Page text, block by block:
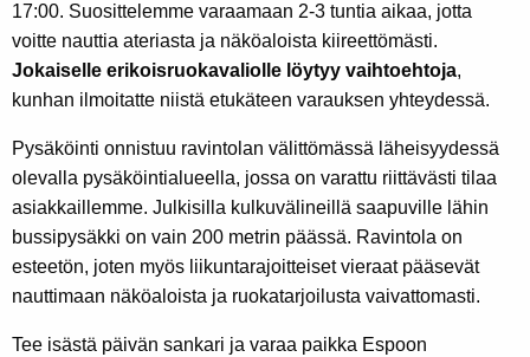
17:00. Suosittelemme varaamaan 2-3 tuntia aikaa, jotta
voitte nauttia ateriasta ja näköaloista kiireettömästi.
Jokaiselle erikoisruokavaliolle löytyy vaihtoehtoja,
kunhan ilmoitatte niistä etukäteen varauksen yhteydessä.
Pysäköinti onnistuu ravintolan välittömässä läheisyydessä
olevalla pysäköintialueella, jossa on varattu riittävästi tilaa
asiakkaillemme. Julkisilla kulkuvälineillä saapuville lähin
bussipysäkki on vain 200 metrin päässä. Ravintola on
esteetön, joten myös liikuntarajoitteiset vieraat pääsevät
nauttimaan näköaloista ja ruokatarjoilusta vaivattomasti.
Tee isästä päivän sankari ja varaa paikka Espoon